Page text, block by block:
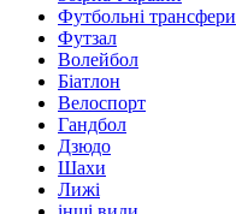
Футбольні трансфери
Футзал
Волейбол
Біатлон
Велоспорт
Гандбол
Дзюдо
Шахи
Лижі